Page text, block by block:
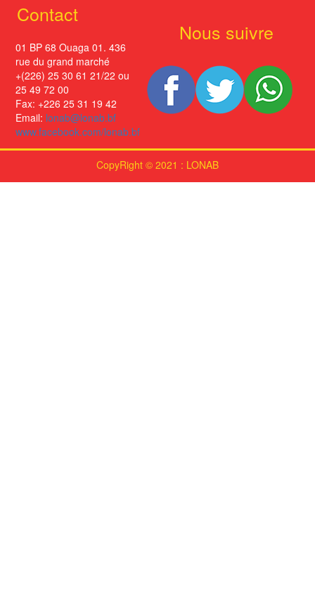
Contact
01 BP 68 Ouaga 01. 436
rue du grand marché
+(226) 25 30 61 21/22 ou
25 49 72 00
Fax: +226 25 31 19 42
Email: lonab@lonab.bf
www.facebook.com/lonab.bf
Nous suivre
CopyRight © 2021 : LONAB